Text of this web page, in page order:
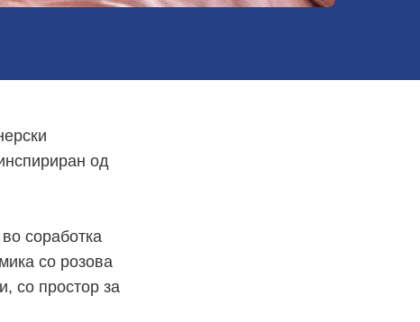
од
соработка
со розова
со простор за